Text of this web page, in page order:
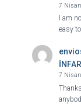
7
I am
easy
7